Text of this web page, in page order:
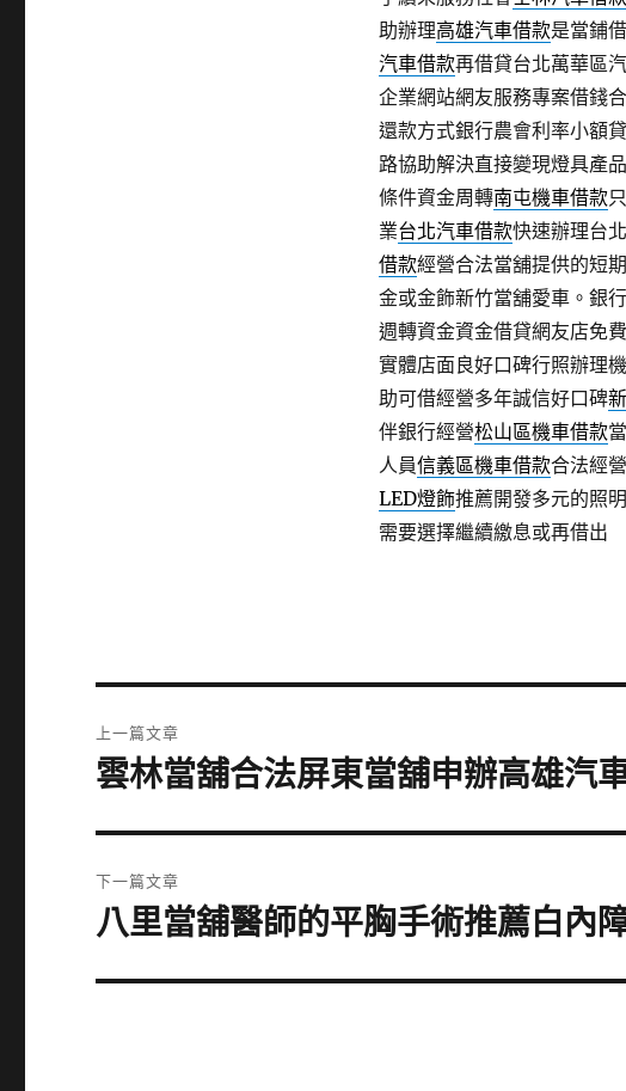
助辦理高雄汽車借款是當鋪
汽車借款再借貸台北萬華區
企業網站網友服務專案借錢
還款方式銀行農會利率小額
路協助解決直接變現燈具產品
條件資金周轉南屯機車借款
業台北汽車借款快速辦理台
借款經營合法當舖提供的短
金或金飾新竹當舖愛車。銀
週轉資金資金借貸網友店免
實體店面良好口碑行照辦理
助可借經營多年誠信好口碑
伴銀行經營松山區機車借款
人員信義區機車借款合法經
LED燈飾推薦開發多元的照
需要選擇繼續繳息或再借出
章
上一篇文章
上
篇
文
章:
雲林當舖合法屏東當舖申辦高雄汽
下一篇文章
下
篇
八里當舖醫師的平胸手術推薦白內